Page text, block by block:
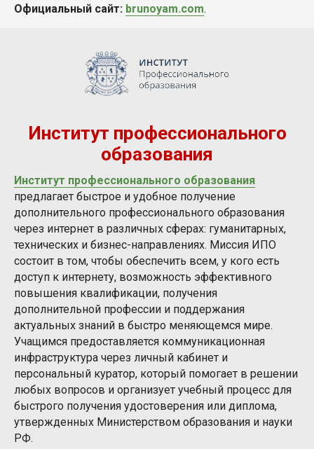
Официальный сайт: brunoyam.com.
Институт профессионального
образования
Институт профессионального образования
предлагает быстрое и удобное получение
дополнительного профессионального образования
через интернет в различных сферах: гуманитарных,
технических и бизнес-направлениях. Миссия ИПО
состоит в том, чтобы обеспечить всем, у кого есть
доступ к интернету, возможность эффективного
повышения квалификации, получения
дополнительной профессии и поддержания
актуальных знаний в быстро меняющемся мире.
Учащимся предоставляется коммуникационная
инфраструктура через личный кабинет и
персональный куратор, который помогает в решении
любых вопросов и организует учебный процесс для
быстрого получения удостоверения или диплома,
утвержденных Министерством образования и науки
РФ.